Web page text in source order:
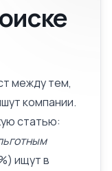
между тем,
компании.
статью:
ищут в